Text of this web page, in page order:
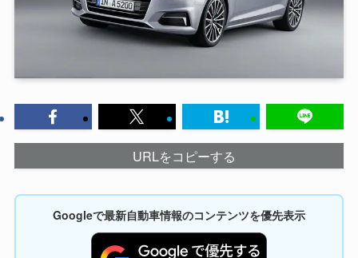
URLをコピーする
Googleで最新自動車情報のコンテンツを優先表示